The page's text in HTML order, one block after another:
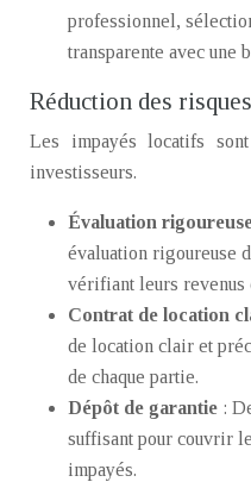
professionnel,
transparente avec une
Réduction des
Les impayés locatifs
investisseurs.
Évaluation
évaluation rigoureuse
vérifiant leurs revenus
Contrat de location
de location clair et
de chaque partie.
Dépôt de garantie :
suffisant pour couvrir
impayés.